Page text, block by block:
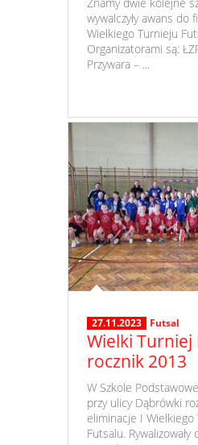
Znamy dwie kolejne
wywalczyły awans do
Wielkiego Turnieju
Organizatorami są:
Przywara – ...
27.11.2023 Futsal
Wielki Turniej
rocznik 2013
W Szkole
przy ulicy Dąbrówki
eliminacje I Wielkiego
Futsalu. Rywalizowały